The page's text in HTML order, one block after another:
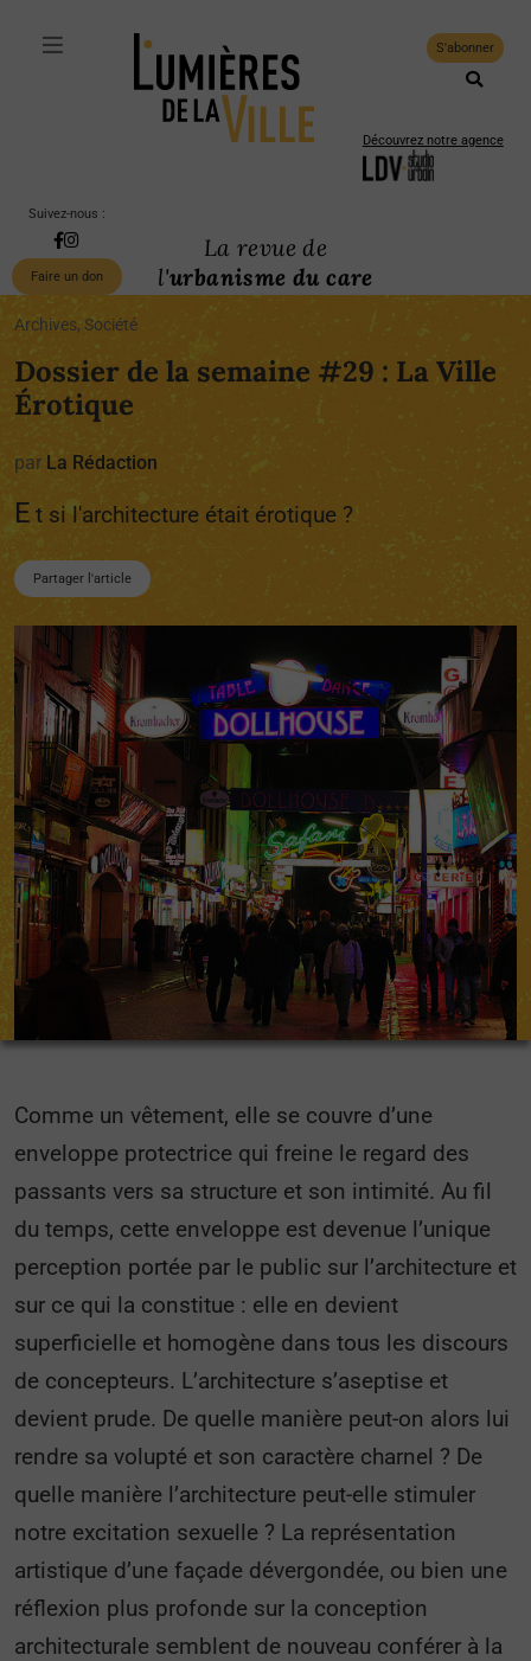
S'abonner
Découvrez notre agence
Suivez-nous :
Faire un don
La revue de
l'urbanisme du care
Archives, Société
Dossier de la semaine #29 : La Ville
Érotique
par La Rédaction
E t si l'architecture était érotique ?
Partager l'article
Comme un vêtement, elle se couvre d’une
enveloppe protectrice qui freine le regard des
passants vers sa structure et son intimité. Au fil
du temps, cette enveloppe est devenue l’unique
perception portée par le public sur l’architecture et
sur ce qui la constitue : elle en devient
superficielle et homogène dans tous les discours
de concepteurs. L’architecture s’aseptise et
devient prude. De quelle manière peut-on alors lui
rendre sa volupté et son caractère charnel ? De
quelle manière l’architecture peut-elle stimuler
notre excitation sexuelle ? La représentation
artistique d’une façade dévergondée, ou bien une
réflexion plus profonde sur la conception
architecturale semblent de nouveau conférer à la